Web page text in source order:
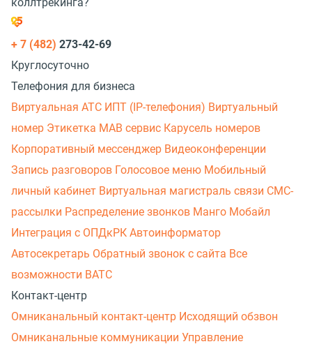
коллтрекинга?
+ 7 (482) 273-42-69
Круглосуточно
Телефония для бизнеса
Виртуальная АТС ИПТ (IP-телефония) Виртуальный
номер Этикетка МАВ сервис Карусель номеров
Корпоративный мессенджер Видеоконференции
Запись разговоров Голосовое меню Мобильный
личный кабинет Виртуальная магистраль связи СМС-
рассылки Распределение звонков Манго Мобайл
Интеграция с ОПДкРК Автоинформатор
Автосекретарь Обратный звонок с сайта Все
возможности ВАТС
Контакт-центр
Омниканальный контакт-центр Исходящий обзвон
Омниканальные коммуникации Управление